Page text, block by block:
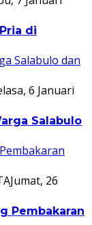
di
6 Januari
Salabulo
Jumat, 26
Pembakaran